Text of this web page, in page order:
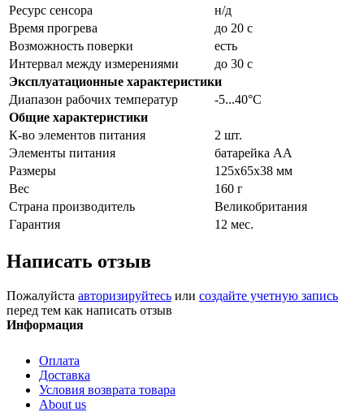
Ресурс сенсора
н/д
Время прогрева
до 20 с
Возможность поверки
есть
Интервал между измерениями
до 30 с
Эксплуатационные характеристики
Диапазон рабочих температур
-5...40°С
Общие характеристики
К-во элементов питания
2 шт.
Элементы питания
батарейка АА
Размеры
125х65х38 мм
Вес
160 г
Страна производитель
Великобритания
Гарантия
12 мес.
Написать отзыв
Пожалуйста авторизируйтесь или создайте учетную запись
перед тем как написать отзыв
Информация
Оплата
Доставка
Условия возврата товара
About us